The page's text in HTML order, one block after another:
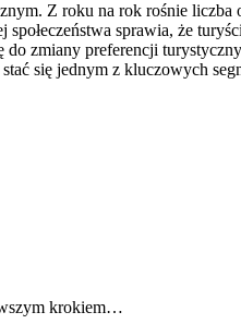
Z roku na rok rośnie liczba
sprawia, że
zmiany preferencji
się jednym z kluczowych
krokiem…